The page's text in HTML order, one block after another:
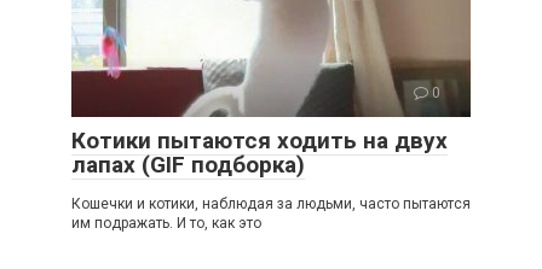
0
Котики пытаются ходить на двух
лапах (GIF подборка)
Кошечки и котики, наблюдая за людьми, часто пытаются
им подражать. И то, как это